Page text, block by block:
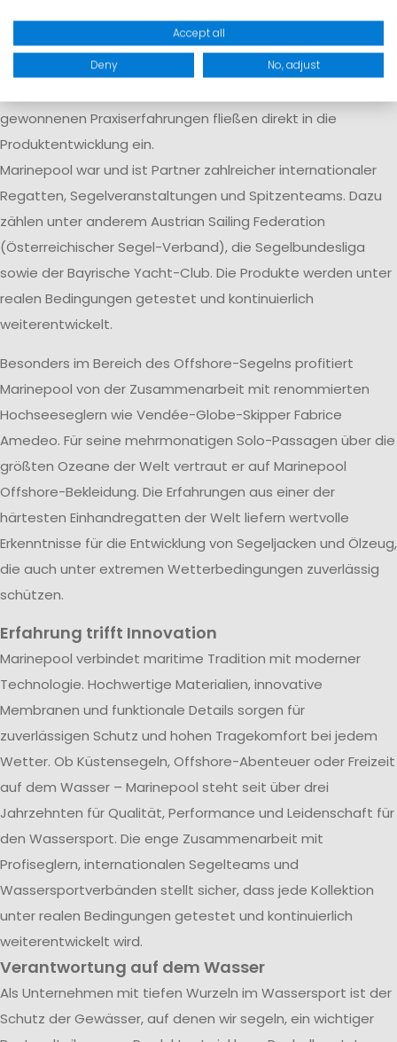
von aktiven Seglern gegründet und arbeitet bis heute eng
mit Segelvereinen, Nationalteams, Wettkampfverbänden
gewonnenen Praxiserfahrungen fließen direkt in die
Produktentwicklung ein.
Marinepool war und ist Partner zahlreicher internationaler
Regatten, Segelveranstaltungen und Spitzenteams. Dazu
zählen unter anderem Austrian Sailing Federation
(Österreichischer Segel-Verband), die Segelbundesliga
sowie der Bayrische Yacht-Club. Die Produkte werden unter
realen Bedingungen getestet und kontinuierlich
weiterentwickelt.
Besonders im Bereich des Offshore-Segelns profitiert
Marinepool von der Zusammenarbeit mit renommierten
Hochseeseglern wie Vendée-Globe-Skipper Fabrice
Amedeo. Für seine mehrmonatigen Solo-Passagen über die
größten Ozeane der Welt vertraut er auf Marinepool
Offshore-Bekleidung. Die Erfahrungen aus einer der
härtesten Einhandregatten der Welt liefern wertvolle
Erkenntnisse für die Entwicklung von Segeljacken und Ölzeug,
die auch unter extremen Wetterbedingungen zuverlässig
schützen.
Erfahrung trifft Innovation
Marinepool verbindet maritime Tradition mit moderner
Technologie. Hochwertige Materialien, innovative
Membranen und funktionale Details sorgen für
zuverlässigen Schutz und hohen Tragekomfort bei jedem
Wetter. Ob Küstensegeln, Offshore-Abenteuer oder Freizeit
auf dem Wasser – Marinepool steht seit über drei
Jahrzehnten für Qualität, Performance und Leidenschaft für
den Wassersport. Die enge Zusammenarbeit mit
Profiseglern, internationalen Segelteams und
Wassersportverbänden stellt sicher, dass jede Kollektion
unter realen Bedingungen getestet und kontinuierlich
weiterentwickelt wird.
Verantwortung auf dem Wasser
Als Unternehmen mit tiefen Wurzeln im Wassersport ist der
Schutz der Gewässer, auf denen wir segeln, ein wichtiger
Accept all
Deny No, adjust